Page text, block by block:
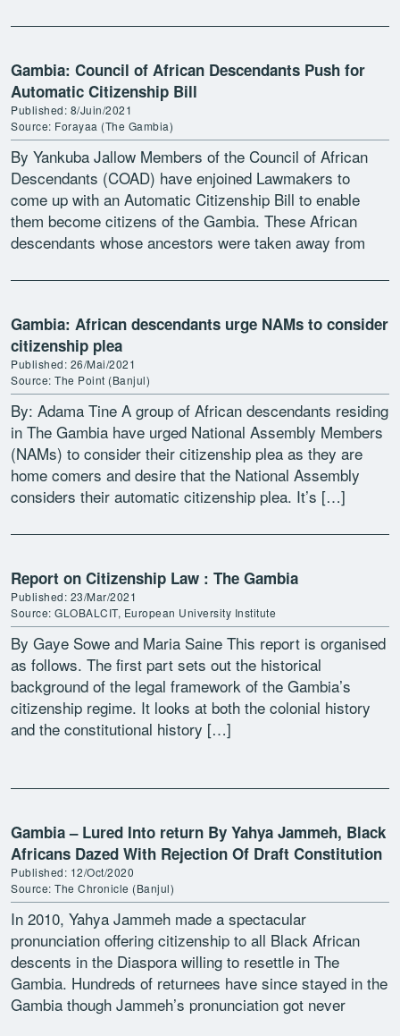
Gambia: Council of African Descendants Push for
Automatic Citizenship Bill
Published: 8/Juin/2021
Source: Forayaa (The Gambia)
By Yankuba Jallow Members of the Council of African
Descendants (COAD) have enjoined Lawmakers to
come up with an Automatic Citizenship Bill to enable
them become citizens of the Gambia. These African
descendants whose ancestors were taken away from
Gambia: African descendants urge NAMs to consider
citizenship plea
Published: 26/Mai/2021
Source: The Point (Banjul)
By: Adama Tine A group of African descendants residing
in The Gambia have urged National Assembly Members
(NAMs) to consider their citizenship plea as they are
home comers and desire that the National Assembly
considers their automatic citizenship plea. It’s […]
Report on Citizenship Law : The Gambia
Published: 23/Mar/2021
Source: GLOBALCIT, European University Institute
By Gaye Sowe and Maria Saine This report is organised
as follows. The first part sets out the historical
background of the legal framework of the Gambia’s
citizenship regime. It looks at both the colonial history
and the constitutional history […]
Gambia – Lured Into return By Yahya Jammeh, Black
Africans Dazed With Rejection Of Draft Constitution
Published: 12/Oct/2020
Source: The Chronicle (Banjul)
In 2010, Yahya Jammeh made a spectacular
pronunciation offering citizenship to all Black African
descents in the Diaspora willing to resettle in The
Gambia. Hundreds of returnees have since stayed in the
Gambia though Jammeh’s pronunciation got never